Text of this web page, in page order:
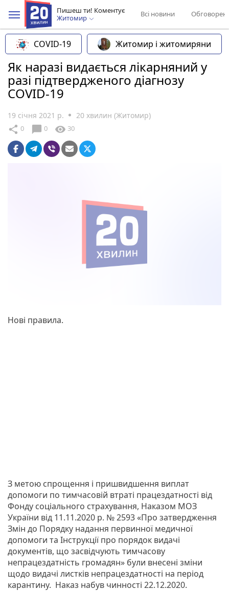
Пишеш ти! Коментує
Житомир
Всі новини
COVID-19 Житомир і житомиряни
Як наразі видається лікарняний у
разі підтвердженого діагнозу
COVID-19
19 січня 2021 р. 20 хвилин (Житомир)
share 0 chat_bubble 0 visibility 30
Нові правила.
З метою спрощення і пришвидшення виплат
допомоги по тимчасовій втраті працездатності від
Фонду соціального страхування, Наказом МОЗ
України від 11.11.2020 р. № 2593 «Про затвердження
Змін до Порядку надання первинної медичної
допомоги та Інструкції про порядок видачі
документів, що засвідчують тимчасову
непрацездатність громадян» були внесені зміни
щодо видачі листків непрацездатності на період
карантину. Наказ набув чинності 22.12.2020.